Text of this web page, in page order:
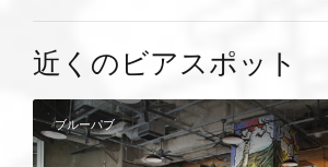
近くのビアスポット
ブルーパブ